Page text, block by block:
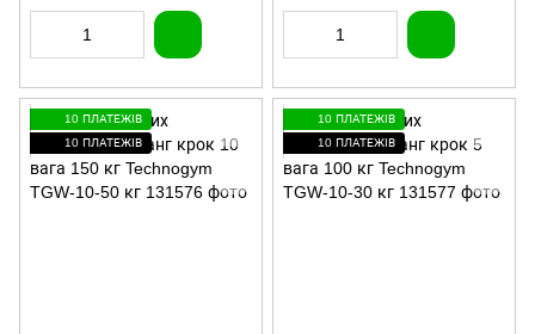
10 ПЛАТЕЖІВ
10 ПЛАТЕЖІВ
10 ПЛАТЕЖІВ
10 ПЛАТЕЖІВ